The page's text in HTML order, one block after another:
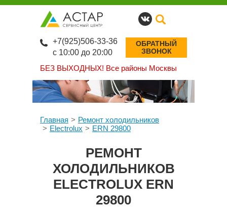
БЕЗ ВЫХОДНЫХ! Все районы Москвы
+7(925)506-33-36
с 10:00 до 20:00
ОБРАТНЫЙ
ЗВОНОК
Главная
Ремонт холодильников
Electrolux
ERN 29800
РЕМОНТ
ХОЛОДИЛЬНИКОВ
ELECTROLUX ERN
29800